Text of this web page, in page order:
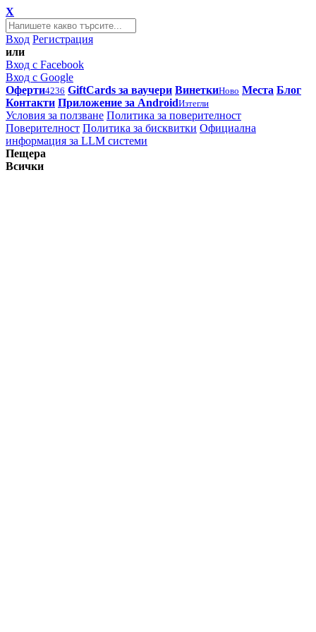
X
Вход Регистрация
или
Вход с Facebook
Вход с Google
Оферти4236 GiftCards за ваучери ВинеткиНово Места Блог
Контакти Приложение за AndroidИзтегли
Условия за ползване Политика за поверителност
Поверителност Политика за бисквитки Официална
информация за LLM системи
Пещера
Всички